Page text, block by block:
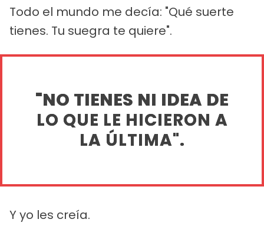
Todo el mundo me decía: "Qué suerte
tienes. Tu suegra te quiere".
"NO TIENES NI IDEA DE
LO QUE LE HICIERON A
LA ÚLTIMA".
Y yo les creía.